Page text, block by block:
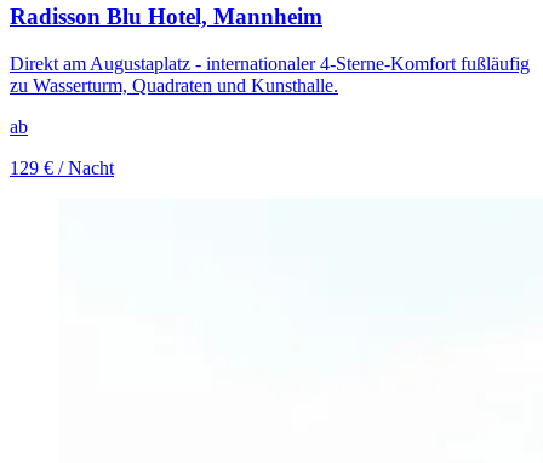
Radisson Blu Hotel, Mannheim
Direkt am Augustaplatz - internationaler 4-Sterne-Komfort fußläufig
zu Wasserturm, Quadraten und Kunsthalle.
ab
129 € / Nacht